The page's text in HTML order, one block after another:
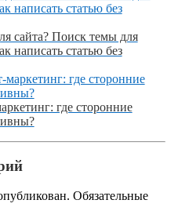
сайта? Поиск темы для
написать статью без
где сторонние
Обязательные